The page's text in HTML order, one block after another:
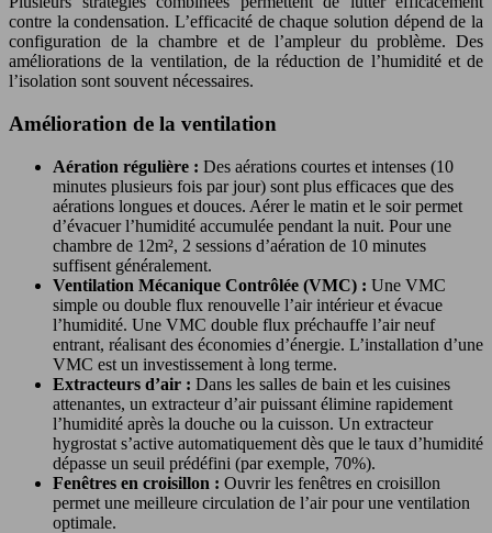
contre la condensation. L’efficacité de chaque solution dépend de la
configuration de la chambre et de l’ampleur du problème. Des
améliorations de la ventilation, de la réduction de l’humidité et de
l’isolation sont souvent nécessaires.
Amélioration de la ventilation
Aération régulière : Des aérations courtes et intenses (10
minutes plusieurs fois par jour) sont plus efficaces que des
aérations longues et douces. Aérer le matin et le soir permet
d’évacuer l’humidité accumulée pendant la nuit. Pour une
chambre de 12m², 2 sessions d’aération de 10 minutes
suffisent généralement.
Ventilation Mécanique Contrôlée (VMC) : Une VMC
simple ou double flux renouvelle l’air intérieur et évacue
l’humidité. Une VMC double flux préchauffe l’air neuf
entrant, réalisant des économies d’énergie. L’installation d’une
VMC est un investissement à long terme.
Extracteurs d’air : Dans les salles de bain et les cuisines
attenantes, un extracteur d’air puissant élimine rapidement
l’humidité après la douche ou la cuisson. Un extracteur
hygrostat s’active automatiquement dès que le taux d’humidité
dépasse un seuil prédéfini (par exemple, 70%).
Fenêtres en croisillon : Ouvrir les fenêtres en croisillon
permet une meilleure circulation de l’air pour une ventilation
optimale.